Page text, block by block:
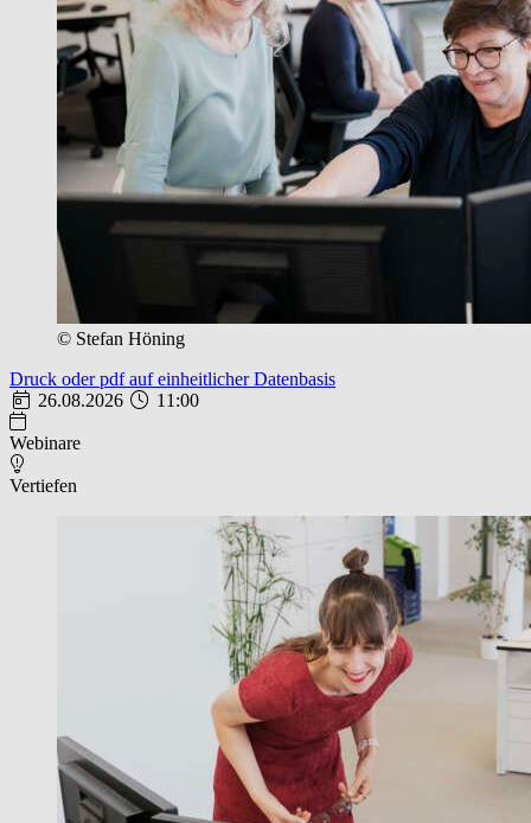
© Stefan Höning
Druck oder pdf auf einheitlicher Datenbasis
26.08.2026
11:00
Webinare
Vertiefen